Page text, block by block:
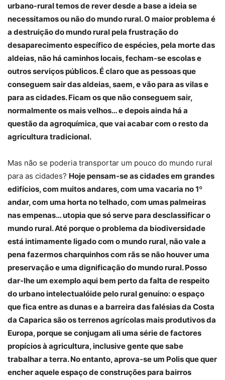
urbano-rural temos de rever desde a base a ideia se
necessitamos ou não do mundo rural. O maior problema é
a destruição do mundo rural pela frustração do
desaparecimento específico de espécies, pela morte das
aldeias, não há caminhos locais, fecham-se escolas e
outros serviços públicos. É claro que as pessoas que
conseguem sair das aldeias, saem, e vão para as vilas e
para as cidades. Ficam os que não conseguem sair,
normalmente os mais velhos… e depois ainda há a
questão da agroquímica, que vai acabar com o resto da
agricultura tradicional.
Mas não se poderia transportar um pouco do mundo rural
para as cidades? Hoje pensam-se as cidades em grandes
edifícios, com muitos andares, com uma vacaria no 1º
andar, com uma horta no telhado, com umas palmeiras
nas empenas… utopia que só serve para desclassificar o
mundo rural. Até porque o problema da biodiversidade
está intimamente ligado com o mundo rural, não vale a
pena fazermos charquinhos com rãs se não houver uma
preservação e uma dignificação do mundo rural. Posso
dar-lhe um exemplo aqui bem perto da falta de respeito
do urbano intelectualóide pelo rural genuíno: o espaço
que fica entre as dunas e a barreira das falésias da Costa
da Caparica são os terrenos agrícolas mais produtivos da
Europa, porque se conjugam ali uma série de factores
propícios à agricultura, inclusive gente que sabe
trabalhar a terra. No entanto, aprova-se um Polis que quer
encher aquele espaço de construções para bairros